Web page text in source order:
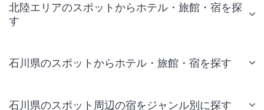
北陸エリアのスポットからホテル・旅館・宿を探
す
石川県のスポットからホテル・旅館・宿を探す
石川県のスポット周辺の宿をジャンル別に探す